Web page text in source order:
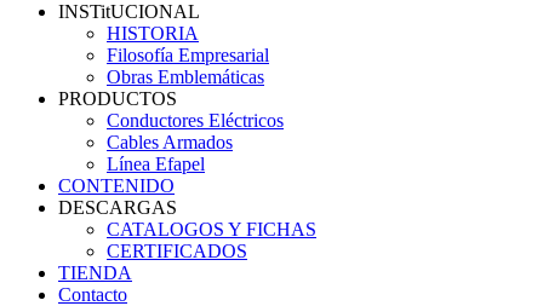
INSTitUCIONAL
HISTORIA
Filosofía Empresarial
Obras Emblemáticas
PRODUCTOS
Conductores Eléctricos
Cables Armados
Línea Efapel
CONTENIDO
DESCARGAS
CATALOGOS Y FICHAS
CERTIFICADOS
TIENDA
Contacto